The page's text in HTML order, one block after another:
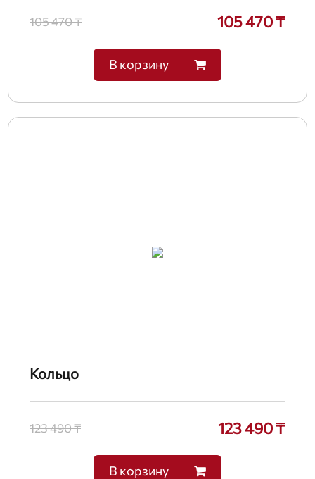
105 470 ₸ 105 470 ₸
В корзину
Кольцо
123 490 ₸ 123 490 ₸
В корзину